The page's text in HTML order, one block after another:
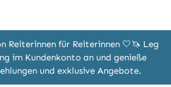
Reiterinnen für Reiterinnen 🤍🦄 Leg
im Kundenkonto an und genieße
und exklusive Angebote.